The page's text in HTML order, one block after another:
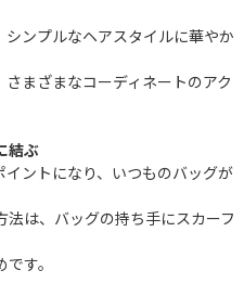
ンプルなヘアスタイルに華やか
まざまなコーディネートのアク
結ぶ
ントになり、いつものバッグが
は、バッグの持ち手にスカーフ
す。